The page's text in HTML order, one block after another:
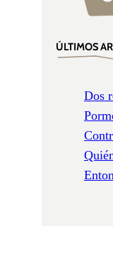
ÚLTIMOS
Dos